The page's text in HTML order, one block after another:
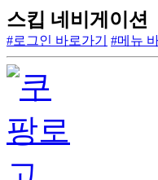
스킵 네비게이션
#로그인 바로가기 #메뉴